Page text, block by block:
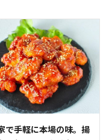
で手軽に本場の味。揚